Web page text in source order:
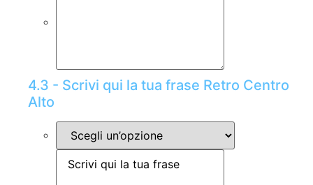
4.3 - Scrivi qui la tua frase Retro Centro
Alto